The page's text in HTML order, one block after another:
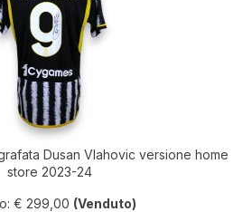
Dusan Vlahovic versione home
store 2023-24
€ 299,00 (Venduto)